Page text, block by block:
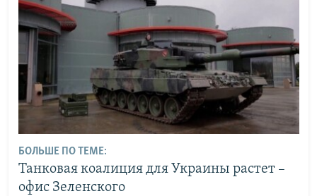
БОЛЬШЕ ПО ТЕМЕ:
Танковая коалиция для Украины растет –
офис Зеленского